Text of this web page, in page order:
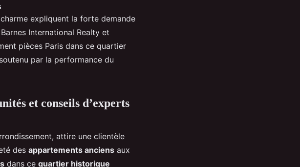
expliquent la forte demande
International Realty et
pièces Paris dans ce quartier
par la performance du
et conseils d’experts
attire une clientèle
des appartements anciens aux
dans ce quartier historique